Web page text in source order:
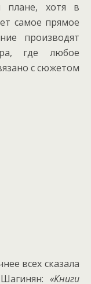
плане, хотя в
самое прямое
производят
где любое
с сюжетом
всех сказала
«Книги